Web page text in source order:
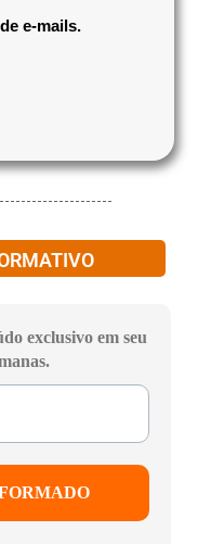
e-mails.
exclusivo em seu